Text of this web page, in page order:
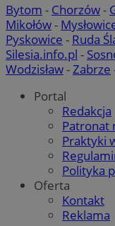
Bytom - Chorzów-
Mikołów-
Pyskowice - Ruda
Silesia.info.pl -
Wodzisław- Zabrze
Portal
Redakcja
Patronat
Praktyki
Polityka
Oferta
Kontakt
Reklama